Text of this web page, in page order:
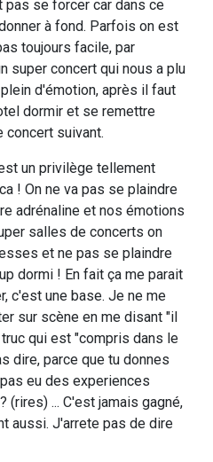
pas se forcer car dans ce
à fond. Parfois on est
toujours facile, par
super concert qui nous a plu
d'émotion, après il faut
dormir et se remettre
concert suivant.
un privilège tellement
! On ne va pas se plaindre
adrénaline et nos émotions
salles de concerts on
et ne pas se plaindre
dormi ! En fait ça me parait
c'est une base. Je ne me
sur scène en me disant "il
qui est "compris dans le
dire, parce que tu donnes
eu des experiences
(rires) ... C'est jamais gagné,
aussi. J'arrete pas de dire